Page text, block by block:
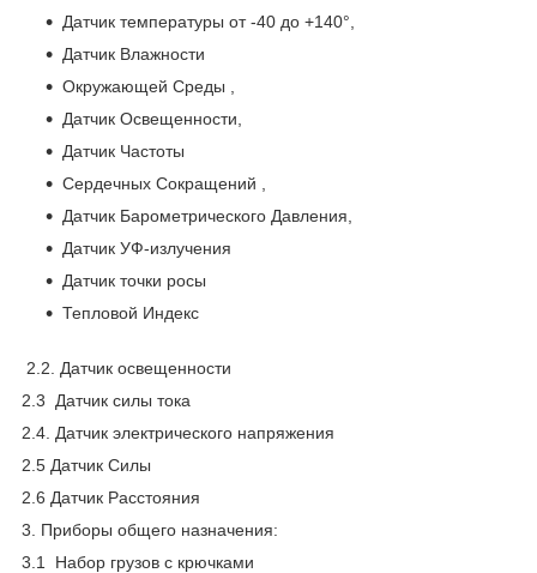
Датчик температуры от -40 до +140°,
Датчик Влажности
Окружающей Среды ,
Датчик Освещенности,
Датчик Частоты
Сердечных Сокращений ,
Датчик Барометрического Давления,
Датчик УФ-излучения
Датчик точки росы
Тепловой Индекс
2.2. Датчик освещенности
2.3 Датчик силы тока
2.4. Датчик электрического напряжения
2.5 Датчик Силы
2.6 Датчик Расстояния
3. Приборы общего назначения:
3.1 Набор грузов с крючками